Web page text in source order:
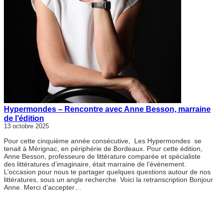
Hypermondes – Rencontre avec Anne Besson, marraine
de l’édition
13 octobre 2025
Pour cette cinquième année consécutive, Les Hypermondes se
tenait à Mérignac, en périphérie de Bordeaux. Pour cette édition,
Anne Besson, professeure de littérature comparée et spécialiste
des littératures d’imaginaire, était marraine de l’évènement.
L’occasion pour nous te partager quelques questions autour de nos
littératures, sous un angle recherche. Voici la retranscription Bonjour
Anne. Merci d’accepter…